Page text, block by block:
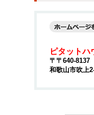
ピタットハ
〒〒640-8137
和歌山市吹上